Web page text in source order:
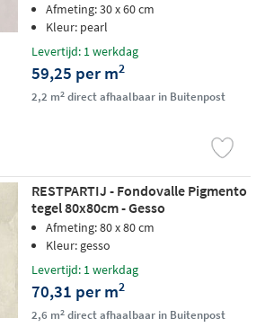
Afmeting: 30 x 60 cm
Kleur: pearl
Levertijd: 1 werkdag
59,25 per m2
2,2 m2direct afhaalbaar in Buitenpost
RESTPARTIJ - Fondovalle Pigmento
tegel 80x80cm - Gesso
Afmeting: 80 x 80 cm
Kleur: gesso
Levertijd: 1 werkdag
70,31 per m2
2,6 m2direct afhaalbaar in Buitenpost